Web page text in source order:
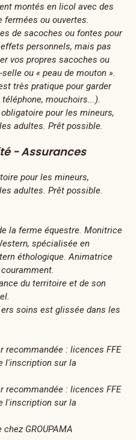
montés en licol avec des
fermées ou ouvertes.
de sacoches ou fontes pour
personnels, mais pas
vos propres sacoches ou
ou « peau de mouton ».
très pratique pour garder
mouchoirs...).
pour les mineurs,
adultes. Prêt possible.
- Assurances
pour les mineurs,
adultes. Prêt possible.
la ferme équestre. Monitrice
spécialisée en
éthologique. Animatrice
du territoire et de son
soins est glissée dans les
recommandée : licences FFE
l'inscription sur la
recommandée : licences FFE
l'inscription sur la
GROUPAMA